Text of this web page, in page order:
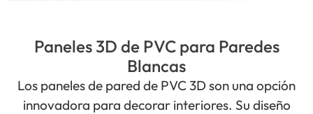
Paneles 3D de PVC para Paredes
Blancas
Los paneles de pared de PVC 3D son una opción
innovadora para decorar interiores. Su diseño